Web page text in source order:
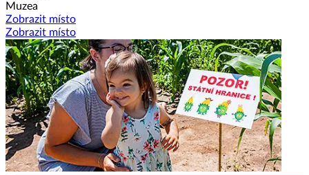
Muzea
Zobrazit místo
Zobrazit místo